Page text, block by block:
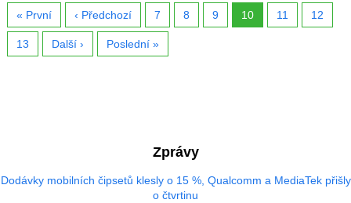
« První ‹ Předchozí 7 8 9 10 11 12
13 Další › Poslední »
Zprávy
Dodávky mobilních čipsetů klesly o 15 %, Qualcomm a MediaTek přišly
o čtvrtinu